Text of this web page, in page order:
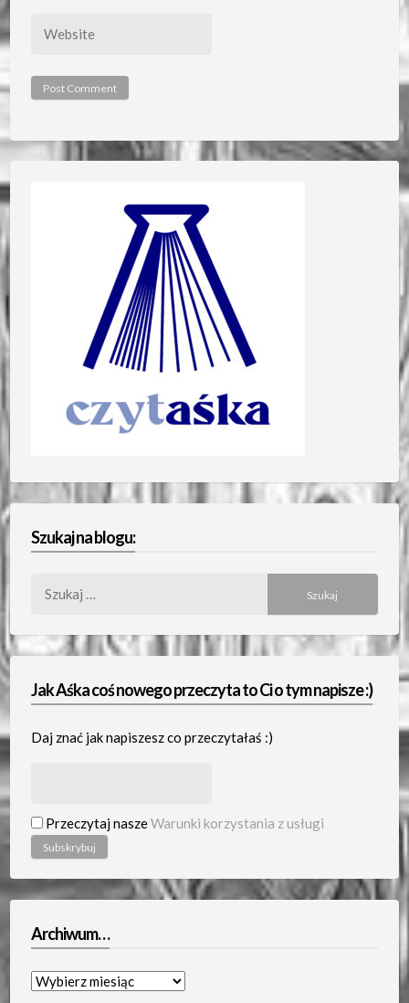
Szukaj na blogu:
Jak Aśka coś nowego przeczyta to Ci o tym napisze :)
Daj znać jak napiszesz co przeczytałaś :)
Przeczytaj naszeWarunki korzystania z usługi
Archiwum…
Archiwum…